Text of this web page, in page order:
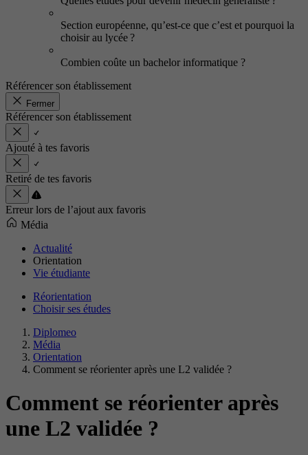
Section européenne, qu’est-ce que c’est et pourquoi la
choisir au lycée ?
Combien coûte un bachelor informatique ?
Référencer son établissement
Fermer
Référencer son établissement
Ajouté à tes favoris
Retiré de tes favoris
Erreur lors de l’ajout aux favoris
Média
Actualité
Orientation
Vie étudiante
Réorientation
Choisir ses études
Diplomeo
Média
Orientation
Comment se réorienter après une L2 validée ?
Comment se réorienter après
une L2 validée ?